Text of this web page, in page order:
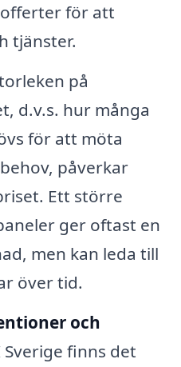
för att
tjänster.
på
d.v.s. hur många
för att möta
påverkar
Ett större
ger oftast en
men kan leda till
över tid.
och
Sverige finns det